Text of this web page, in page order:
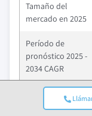
Tamaño del
mercado en 2025
Período de
pronóstico 2025 -
2034 CAGR
Tamaño del
mercado en 2034